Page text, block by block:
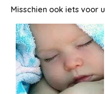
Misschien ook iets voor u